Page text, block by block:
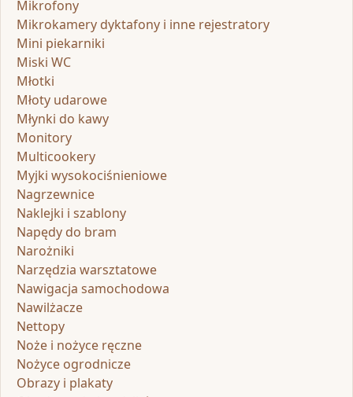
Mikrofony
Mikrokamery dyktafony i inne rejestratory
Mini piekarniki
Miski WC
Młotki
Młoty udarowe
Młynki do kawy
Monitory
Multicookery
Myjki wysokociśnieniowe
Nagrzewnice
Naklejki i szablony
Napędy do bram
Narożniki
Narzędzia warsztatowe
Nawigacja samochodowa
Nawilżacze
Nettopy
Noże i nożyce ręczne
Nożyce ogrodnicze
Obrazy i plakaty